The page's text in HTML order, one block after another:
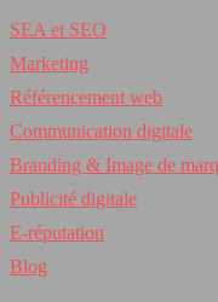
SEA et SEO
Marketing
Référencement web
Communication digitale
Branding & Image de
Publicité digitale
E-réputation
Blog